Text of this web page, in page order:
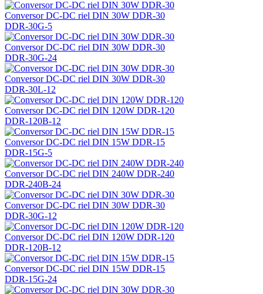
Conversor DC-DC riel DIN 30W DDR-30
DDR-30G-5
Conversor DC-DC riel DIN 30W DDR-30
DDR-30G-24
Conversor DC-DC riel DIN 30W DDR-30
DDR-30L-12
Conversor DC-DC riel DIN 120W DDR-120
DDR-120B-12
Conversor DC-DC riel DIN 15W DDR-15
DDR-15G-5
Conversor DC-DC riel DIN 240W DDR-240
DDR-240B-24
Conversor DC-DC riel DIN 30W DDR-30
DDR-30G-12
Conversor DC-DC riel DIN 120W DDR-120
DDR-120B-12
Conversor DC-DC riel DIN 15W DDR-15
DDR-15G-24